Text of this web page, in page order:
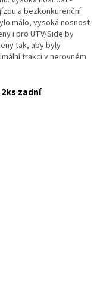
a bezkonkurenční
málo, vysoká nosnost
i pro UTV/Side by
tak, aby byly
trakci v nerovném
zadní